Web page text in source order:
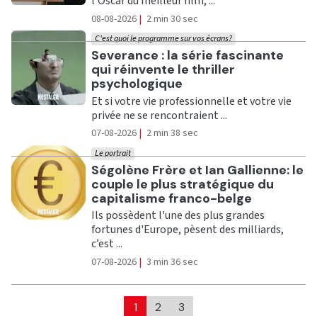
08-08-2026 | 2 min 30 sec
Ecouter
Severance : la série fascinante
qui réinvente le thriller
psychologique
C'est quoi le programme sur vos écrans?
Et si votre vie professionnelle et votre vie
privée ne se rencontraient ...
07-08-2026 | 2 min 38 sec
Ecouter
Ségolène Frère et Ian Gallienne: le
couple le plus stratégique du
capitalisme franco-belge
Le portrait
Ils possèdent l'une des plus grandes
fortunes d'Europe, pèsent des milliards,
c’est ...
07-08-2026 | 3 min 36 sec
1 2 3